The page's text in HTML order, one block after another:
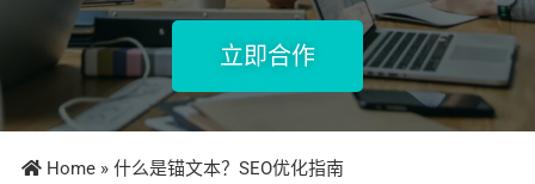
立即合作
Home »什么是锚文本？SEO优化指南